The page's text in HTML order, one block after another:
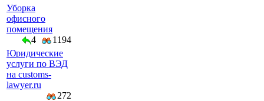
Уборка
офисного
помещения
4
1194
Юридические
услуги по ВЭД
на customs-
lawyer.ru
272